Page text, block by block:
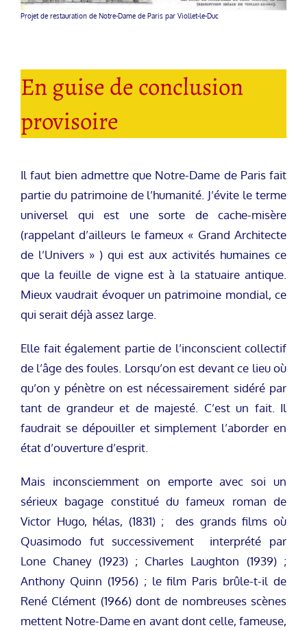
Projet de restauration de Notre-Dame de Paris par Viollet-le-Duc
En guise de conclusion
provisoire
Il faut bien admettre que Notre-Dame de Paris fait
partie du patrimoine de l’humanité. J’évite le terme
universel qui est une sorte de cache-misère
(rappelant d’ailleurs le fameux « Grand Architecte
de l’Univers » ) qui est aux activités humaines ce
que la feuille de vigne est à la statuaire antique.
Mieux vaudrait évoquer un patrimoine mondial, ce
qui serait déjà assez large.
Elle fait également partie de l’inconscient collectif
de l’âge des foules. Lorsqu’on est devant ce lieu où
qu’on y pénètre on est nécessairement sidéré par
tant de grandeur et de majesté. C’est un fait. Il
faudrait se dépouiller et simplement l’aborder en
état d’ouverture d’esprit.
Mais inconsciemment on emporte avec soi un
sérieux bagage constitué du fameux roman de
Victor Hugo, hélas, (1831) ; des grands films où
Quasimodo fut successivement interprété par
Lone Chaney (1923) ; Charles Laughton (1939) ;
Anthony Quinn (1956) ; le film Paris brûle-t-il de
René Clément (1966) dont de nombreuses scènes
mettent Notre-Dame en avant dont celle, fameuse,